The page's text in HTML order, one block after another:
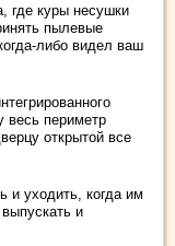
где куры несушки
пылевые
либо видел ваш
весь периметр
открытой все
и уходить, когда им
и